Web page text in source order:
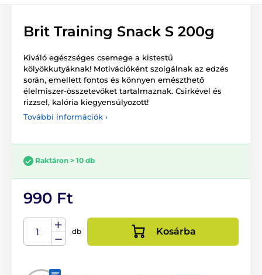
Brit Training Snack S 200g
Kiváló egészséges csemege a kistestű
kölyökkutyáknak! Motivációként szolgálnak az edzés
során, emellett fontos és könnyen emészthető
élelmiszer-összetevőket tartalmaznak. Csirkével és
rizzsel, kalória kiegyensúlyozott!
További információk ›
Raktáron > 10 db
990 Ft
db Kosárba